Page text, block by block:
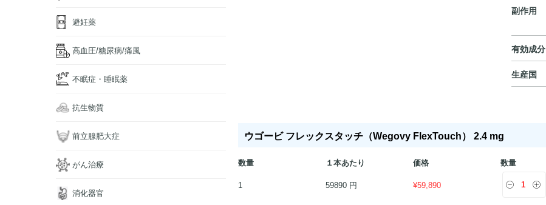
副作用
有効成分
生産国
ウゴービ フレックスタッチ（Wegovy FlexTouch） 2.4 mg
数量 １本あたり 価格
数量
1
59890 円 ¥59,890
避妊薬
高血圧/糖尿病/痛風
不眠症・睡眠薬
抗生物質
前立腺肥大症
がん治療
消化器官